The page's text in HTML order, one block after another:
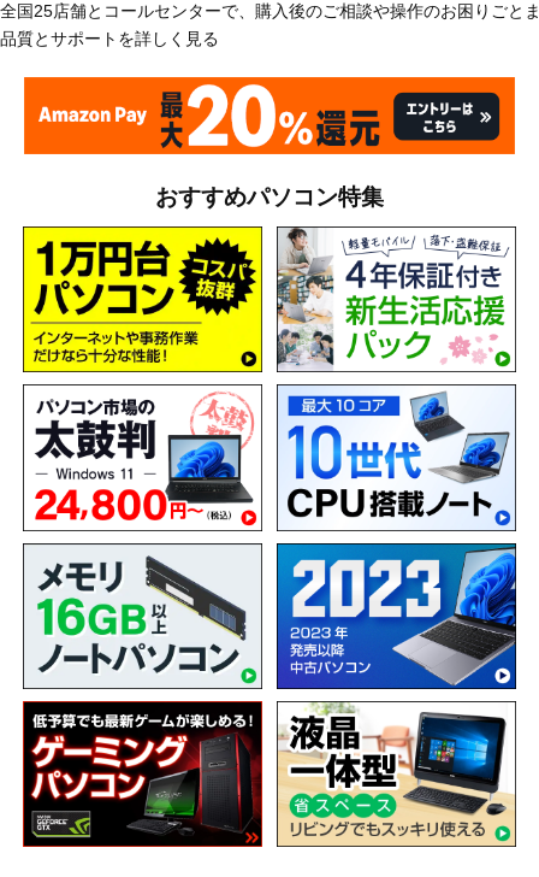
全国25店舗とコールセンターで、購入後のご相談や操作のお困りごと
品質とサポートを詳しく見る
おすすめパソコン特集